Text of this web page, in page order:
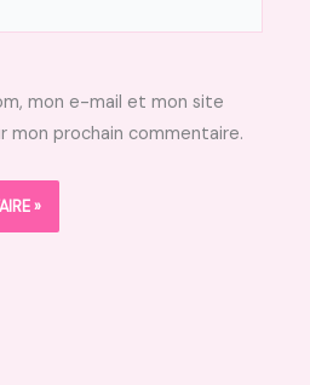
mon e-mail et mon site
mon prochain commentaire.